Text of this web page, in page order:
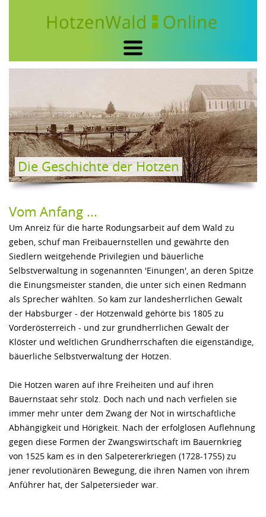
HOME
GEMEINDEN & ORTE
BILDER
NAMENSGEBUNG
BESIEDLUNG
TOURISMUS
FREIZEIT
SPORT
FAMILIE
GEWERBE
Die Geschichte der Hotzen
Vom Anfang ...
Um Anreiz für die harte Rodungsarbeit auf dem Wald zu
geben, schuf man Freibauernstellen und gewährte den
Siedlern weitgehende Privilegien und bäuerliche
Selbstverwaltung in sogenannten 'Einungen', an deren Spitze
die Einungsmeister standen, die unter sich einen Redmann
als Sprecher wählten. So kam zur landesherrlichen Gewalt
der Habsburger - der Hotzenwald gehörte bis 1805 zu
Vorderösterreich - und zur grundherrlichen Gewalt der
Klöster und weltlichen Grundherrschaften die eigenständige,
bäuerliche Selbstverwaltung der Hotzen.
Die Hotzen waren auf ihre Freiheiten und auf ihren
Bauernstaat sehr stolz. Doch nach und nach verfielen sie
immer mehr unter dem Zwang der Not in wirtschaftliche
Abhängigkeit und Hörigkeit. Nach der erfolglosen Auflehnung
gegen diese Formen der Zwangswirtschaft im Bauernkrieg
von 1525 kam es in den Salpetererkriegen (1728-1755) zu
jener revolutionären Bewegung, die ihren Namen von ihrem
Anführer hat, der Salpetersieder war.